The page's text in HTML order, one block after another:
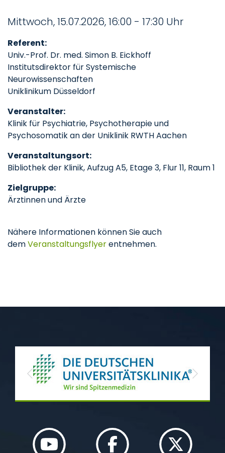
Mittwoch, 15.07.2026, 16:00 - 17:30 Uhr
Referent:
Univ.-Prof. Dr. med. Simon B. Eickhoff
Institutsdirektor für Systemische
Neurowissenschaften
Uniklinikum Düsseldorf
Veranstalter:
Klinik für Psychiatrie, Psychotherapie und
Psychosomatik an der Uniklinik RWTH Aachen
Veranstaltungsort:
Bibliothek der Klinik, Aufzug A5, Etage 3, Flur 11, Raum 1
Zielgruppe:
Ärztinnen und Ärzte
Nähere Informationen können Sie auch
demVeranstaltungsflyerentnehmen.
Previous Next